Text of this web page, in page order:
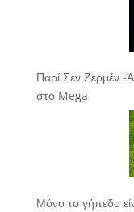
Παρί Σεν Ζερμέν -
στο Mega
Μόνο το γήπεδο